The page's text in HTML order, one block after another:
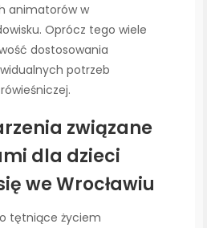
animatorów w
Oprócz tego wiele
dostosowania
potrzeb
związane
dla dzieci
we Wrocławiu
tętniące życiem